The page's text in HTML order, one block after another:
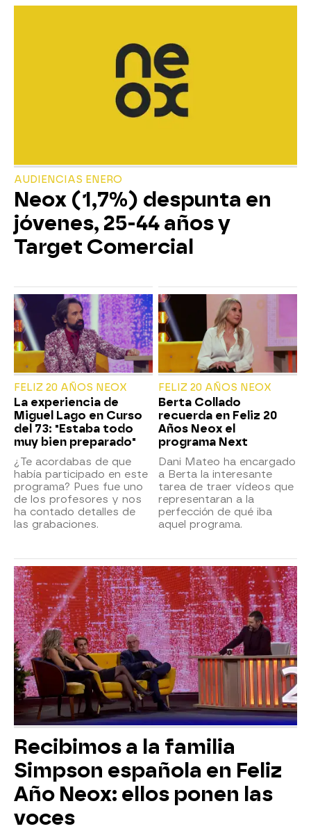
AUDIENCIAS ENERO
Neox (1,7%) despunta en
jóvenes, 25-44 años y
Target Comercial
FELIZ 20 AÑOS NEOX
La experiencia de
Miguel Lago en Curso
del 73: "Estaba todo
muy bien preparado"
¿Te acordabas de que
había participado en este
programa? Pues fue uno
de los profesores y nos
ha contado detalles de
las grabaciones.
FELIZ 20 AÑOS NEOX
Berta Collado
recuerda en Feliz 20
Años Neox el
programa Next
Dani Mateo ha encargado
a Berta la interesante
tarea de traer vídeos que
representaran a la
perfección de qué iba
aquel programa.
Recibimos a la familia
Simpson española en Feliz
Año Neox: ellos ponen las
voces